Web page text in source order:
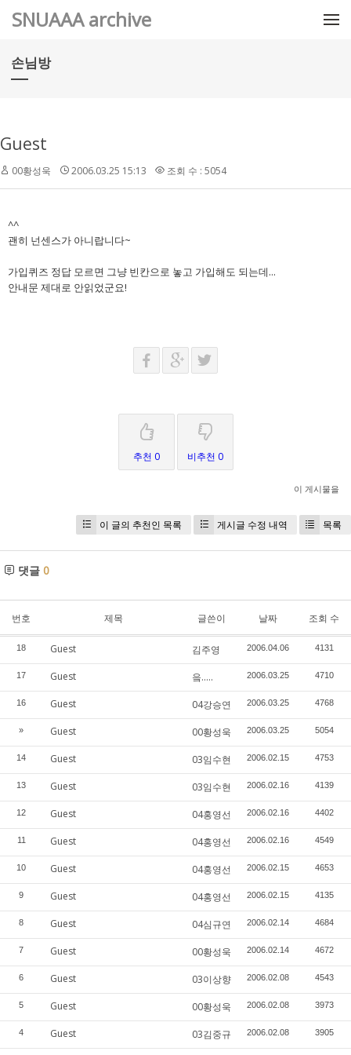
SNUAAA archive
손님방
Guest
00황성욱 2006.03.25 15:13 조회 수 : 5054
^^
괜히 넌센스가 아니랍니다~
가입퀴즈 정답 모르면 그냥 빈칸으로 놓고 가입해도 되는데...
안내문 제대로 안읽었군요!
추천 0 비추천 0
이 게시물을
이 글의 추천인 목록 게시글 수정 내역 목록
댓글 0
번호 제목 글쓴이 날짜 조회 수
18 Guest 김주영 2006.04.06 4131
17 Guest 읔..... 2006.03.25 4710
16 Guest 04강승연 2006.03.25 4768
» Guest 00황성욱 2006.03.25 5054
14 Guest 03임수현 2006.02.15 4753
13 Guest 03임수현 2006.02.16 4139
12 Guest 04홍영선 2006.02.16 4402
11 Guest 04홍영선 2006.02.16 4549
10 Guest 04홍영선 2006.02.15 4653
9 Guest 04홍영선 2006.02.15 4135
8 Guest 04심규연 2006.02.14 4684
7 Guest 00황성욱 2006.02.14 4672
6 Guest 03이상향 2006.02.08 4543
5 Guest 00황성욱 2006.02.08 3973
4 Guest 03김중규 2006.02.08 3905